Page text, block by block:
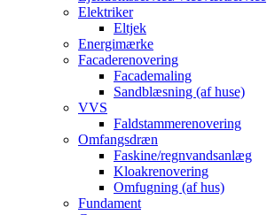
Elektriker
Eltjek
Energimærke
Facaderenovering
Facademaling
Sandblæsning (af huse)
VVS
Faldstammerenovering
Omfangsdræn
Faskine/regnvandsanlæg
Kloakrenovering
Omfugning (af hus)
Fundament